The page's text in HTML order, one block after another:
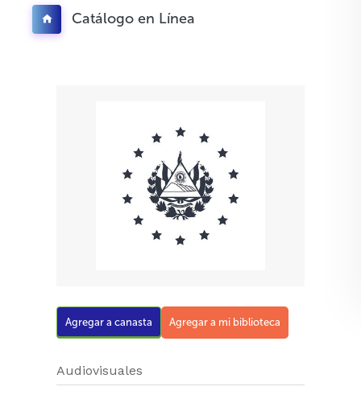
Catálogo en Línea
Agregar a canasta Agregar a mi biblioteca
Audiovisuales